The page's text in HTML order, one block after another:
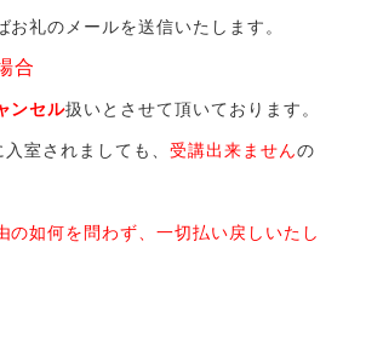
礼のメールを送信いたします。
合
ンセル扱いとさせて頂いております。
室されましても、 受講出来ませんの
の如何を問わず、一切払い戻しいたし